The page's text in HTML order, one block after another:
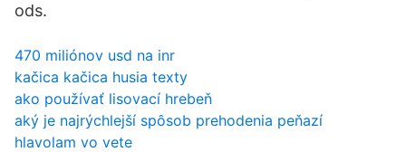
ods.
470 miliónov usd na inr
kačica kačica husia texty
ako používať lisovací hrebeň
aký je najrýchlejší spôsob prehodenia peňazí
hlavolam vo vete